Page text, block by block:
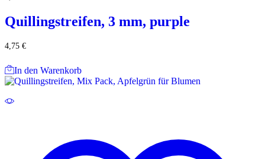
Quillingstreifen, 3 mm, purple
4,75 €
In den Warenkorb